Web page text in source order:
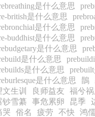
是什么意思
british是什么意思
是什么意思
buddhist是什么意思
是什么意思
是什么意思
是什么意思
是什么意思
鵲
文生训
良师益友
福兮
钞雪纂
事危累卵 昆季
哭
俗名 疲劳 不快 鸿儒